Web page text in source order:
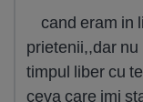
cand eram in
prietenii,,dar
timpul liber cu
ceva care imi